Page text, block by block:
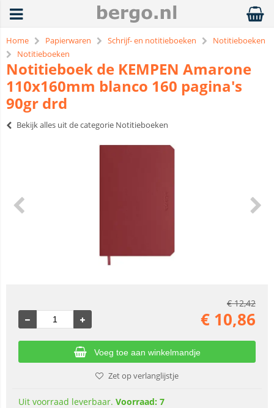
Home Papierwaren Schrijf- en notitieboeken
Notitieboeken
Notitieboeken
Notitieboek de KEMPEN Amarone
110x160mm blanco 160 pagina's
90gr drd
Bekijk alles uit de categorie Notitieboeken
€12,42
€ 10,86
Voeg toe aan winkelmandje
Zet op verlanglijstje
Uit voorraad leverbaar. Voorraad: 7